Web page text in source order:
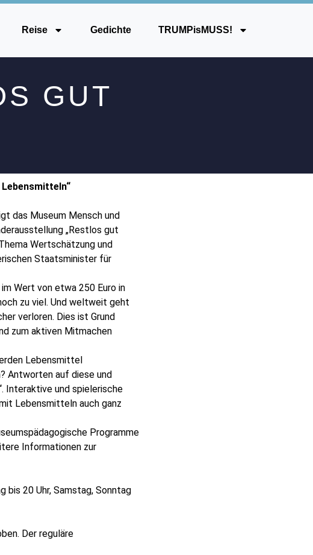
Reise Gedichte TRUMPisMUSS!
GUT
das Museum Mensch und
„Restlos gut
Wertschätzung und
Staatsminister für
Wert von etwa 250 Euro in
zu viel. Und weltweit geht
verloren. Dies ist Grund
zum aktiven Mitmachen
Lebensmittel
Antworten auf diese und
Interaktive und spielerische
Lebensmitteln auch ganz
Programme
Informationen zur
bis 20 Uhr, Samstag, Sonntag
Der reguläre